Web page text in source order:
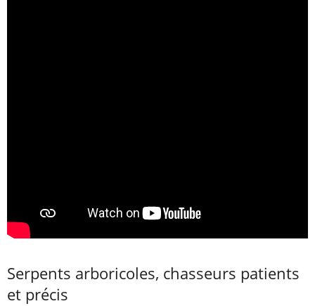
Serpents arboricoles, chasseurs patients
et précis